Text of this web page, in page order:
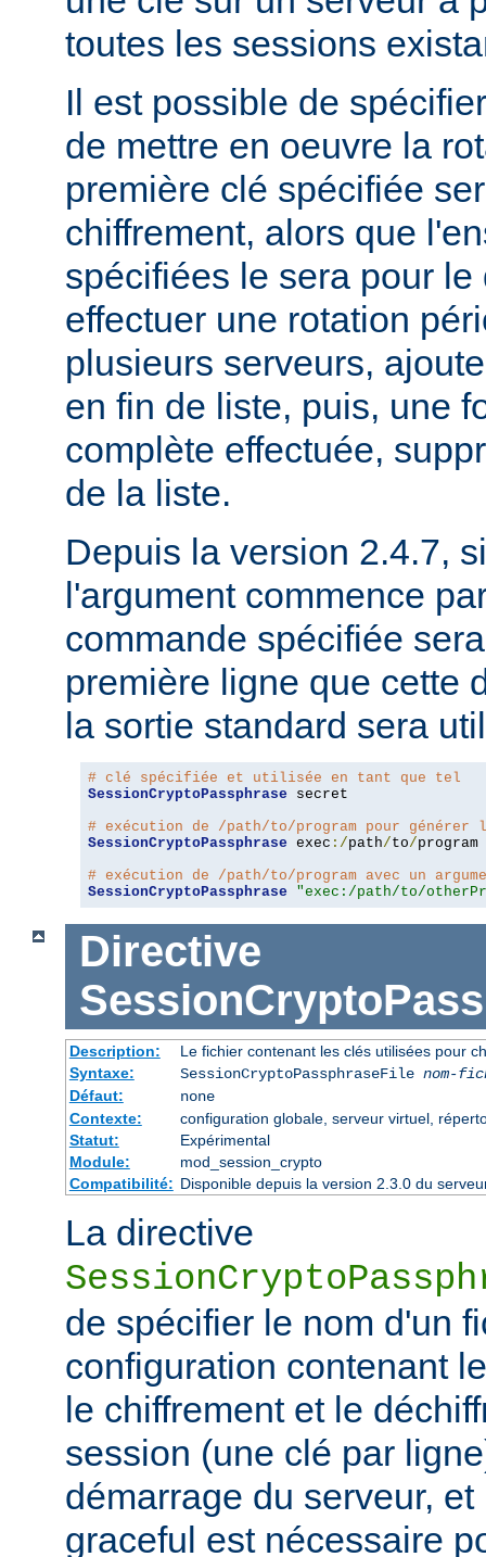
toutes les sessions
Il est possible de
de mettre en oeuvre la
première clé spécifiée
chiffrement, alors que
spécifiées le sera pour
effectuer une rotation
plusieurs serveurs,
en fin de liste, puis, une
complète effectuée,
de la liste.
Depuis la version 2.4.7,
l'argument commence
commande spécifiée
première ligne que cette
la sortie standard sera
# clé spécifiée et utilisée en tant que tel
SessionCryptoPassphrase secret
# exécution de /path/to/program pour générer
SessionCryptoPassphrase exec :/path/to/program
# exécution de /path/to/program avec un
SessionCryptoPassphrase
"exec:/path/to/
Directive
Description:
Le fichier contenant les clés utilisées pour
Syntaxe:
SessionCryptoPassphraseFile nom-
Défaut:
none
Contexte:
configuration globale, serveur virtuel,
Statut:
Expérimental
Module:
mod_session_crypto
Compatibilité: Disponible depuis la version 2.3.0 du
La directive
de spécifier le nom d'un
configuration contenant
le chiffrement et le
session (une clé par
démarrage du serveur,
graceful est nécessaire